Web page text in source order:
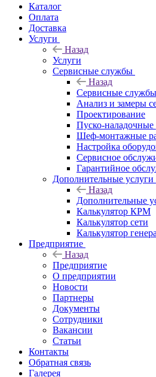
Каталог
Оплата
Доставка
Услуги
Назад
Услуги
Сервисные службы
Назад
Сервисные службы
Анализ и замеры
Проектирование
Пуско-наладочные
Шеф-монтажные
Настройка
Сервисное
Гарантийное
Дополнительные услуги
Назад
Дополнительные
Калькулятор КРМ
Калькулятор сети
Калькулятор
Предприятие
Назад
Предприятие
О предприятии
Новости
Партнеры
Документы
Сотрудники
Вакансии
Статьи
Контакты
Обратная связь
Галерея